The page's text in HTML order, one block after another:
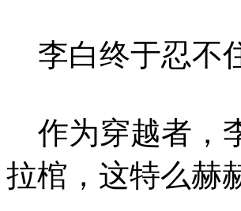
李白终于忍不
作为穿越者，
拉棺，这特么赫